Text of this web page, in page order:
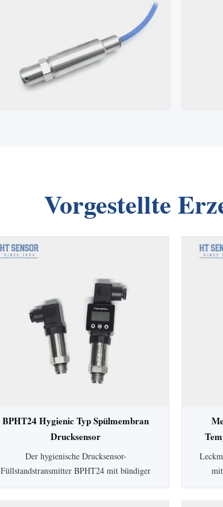
Vorgestellte
BPHT24 Hygienic Typ Spülmembran
Drucksensor
Füllstandsdrucktransmitter
Der hygienische Drucksensor-
Füllstandstransmitter BPHT24 mit bündiger